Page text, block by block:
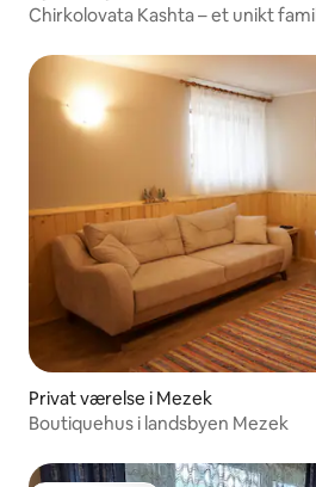
Chirkolovata Kashta – et unikt
Privat værelse i Mezek
Boutiquehus i landsbyen Mezek